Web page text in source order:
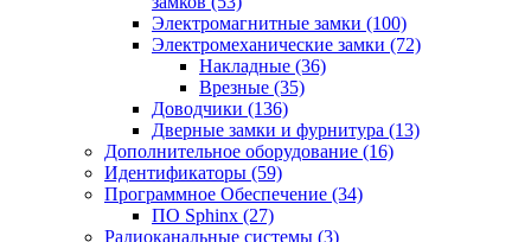
Электромагнитные замки (100)
Электромеханические замки (72)
Накладные (36)
Врезные (35)
Доводчики (136)
Дверные замки и фурнитура (13)
Дополнительное оборудование (16)
Идентификаторы (59)
Программное Обеспечение (34)
ПО Sphinx (27)
Радиоканальные системы (3)